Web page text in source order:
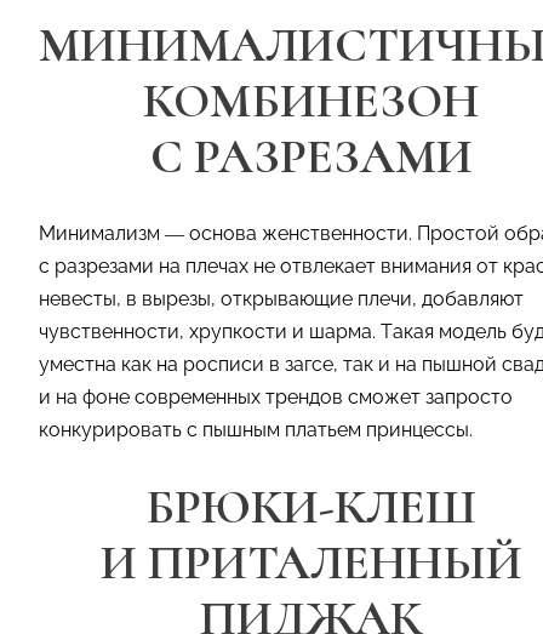
КОМБИНЕЗОН
С РАЗРЕЗАМИ
Минимализм — основа женственности. Простой
с разрезами на плечах не отвлекает внимания от
невесты, в вырезы, открывающие плечи, добавляют
чувственности, хрупкости и шарма. Такая модель
уместна как на росписи в загсе, так и на пышной
и на фоне современных трендов сможет запросто
конкурировать с пышным платьем принцессы.
БРЮКИ-КЛЕШ
И ПРИТАЛЕННЫЙ
ПИДЖАК